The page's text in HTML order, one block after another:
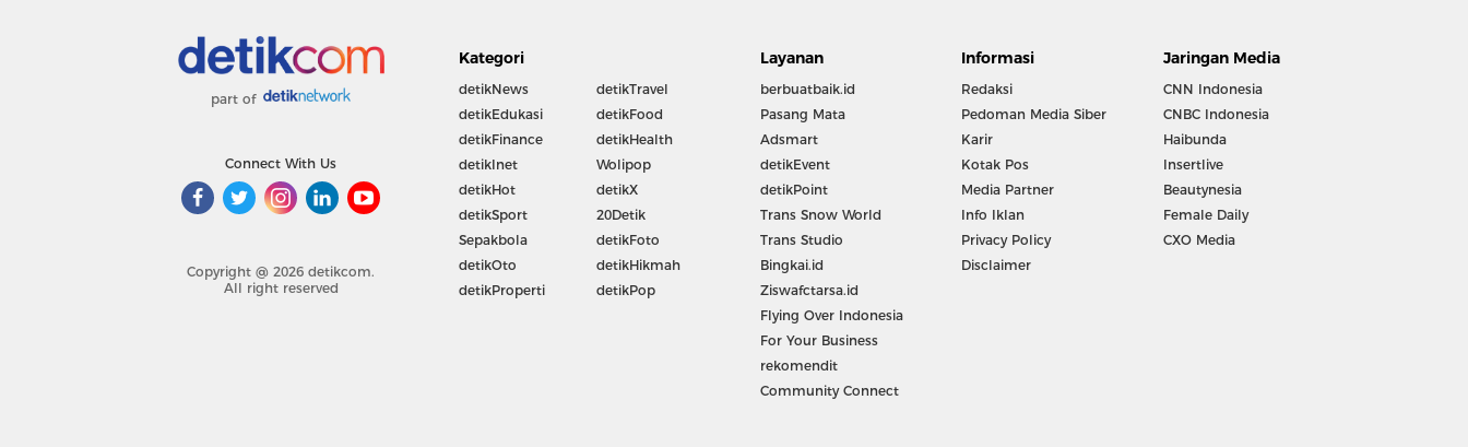
part of
Connect With Us
Copyright @ 2026 detikcom.
All right reserved
Kategori
detikNews
detikEdukasi
detikFinance
detikInet
detikHot
detikSport
Sepakbola
detikOto
detikProperti
detikTravel
detikFood
detikHealth
Wolipop
detikX
20Detik
detikFoto
detikHikmah
detikPop
Layanan
berbuatbaik.id
Pasang Mata
Adsmart
detikEvent
detikPoint
Trans Snow World
Trans Studio
Bingkai.id
Ziswafctarsa.id
Flying Over Indonesia
For Your Business
rekomendit
Community Connect
Informasi
Redaksi
Pedoman Media Siber
Karir
Kotak Pos
Media Partner
Info Iklan
Privacy Policy
Disclaimer
Jaringan Media
CNN Indonesia
CNBC Indonesia
Haibunda
Insertlive
Beautynesia
Female Daily
CXO Media